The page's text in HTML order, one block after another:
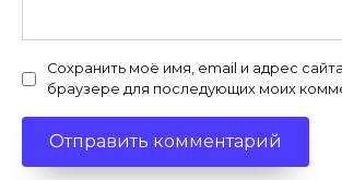
Сохранить моё имя, email и адрес
браузере для последующих моих